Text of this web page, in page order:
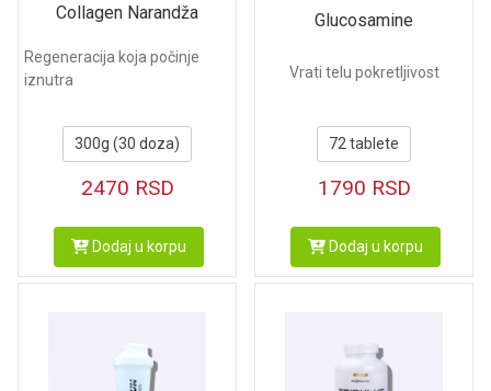
Collagen Narandža
Regeneracija koja počinje
iznutra
300g (30 doza)
2470 RSD
Dodaj u korpu
Glucosamine
Vrati telu pokretljivost
72 tablete
1790 RSD
Dodaj u korpu